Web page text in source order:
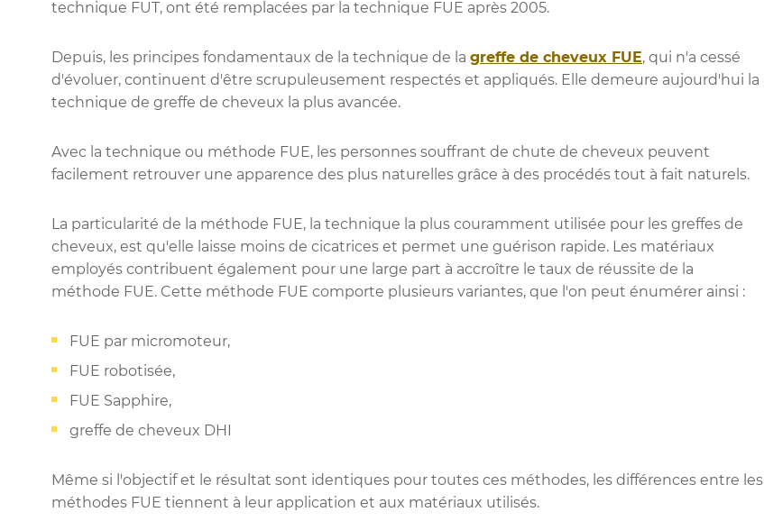
technique FUT, ont été remplacées par la technique FUE après 2005.
Depuis, les principes fondamentaux de la technique de la greffe de cheveux FUE, qui n'a cessé
d'évoluer, continuent d'être scrupuleusement respectés et appliqués. Elle demeure aujourd'hui la
technique de greffe de cheveux la plus avancée.
Avec la technique ou méthode FUE, les personnes souffrant de chute de cheveux peuvent
facilement retrouver une apparence des plus naturelles grâce à des procédés tout à fait naturels.
La particularité de la méthode FUE, la technique la plus couramment utilisée pour les greffes de
cheveux, est qu'elle laisse moins de cicatrices et permet une guérison rapide. Les matériaux
employés contribuent également pour une large part à accroître le taux de réussite de la
méthode FUE. Cette méthode FUE comporte plusieurs variantes, que l'on peut énumérer ainsi :
FUE par micromoteur,
FUE robotisée,
FUE Sapphire,
greffe de cheveux DHI
Même si l'objectif et le résultat sont identiques pour toutes ces méthodes, les différences entre les
méthodes FUE tiennent à leur application et aux matériaux utilisés.